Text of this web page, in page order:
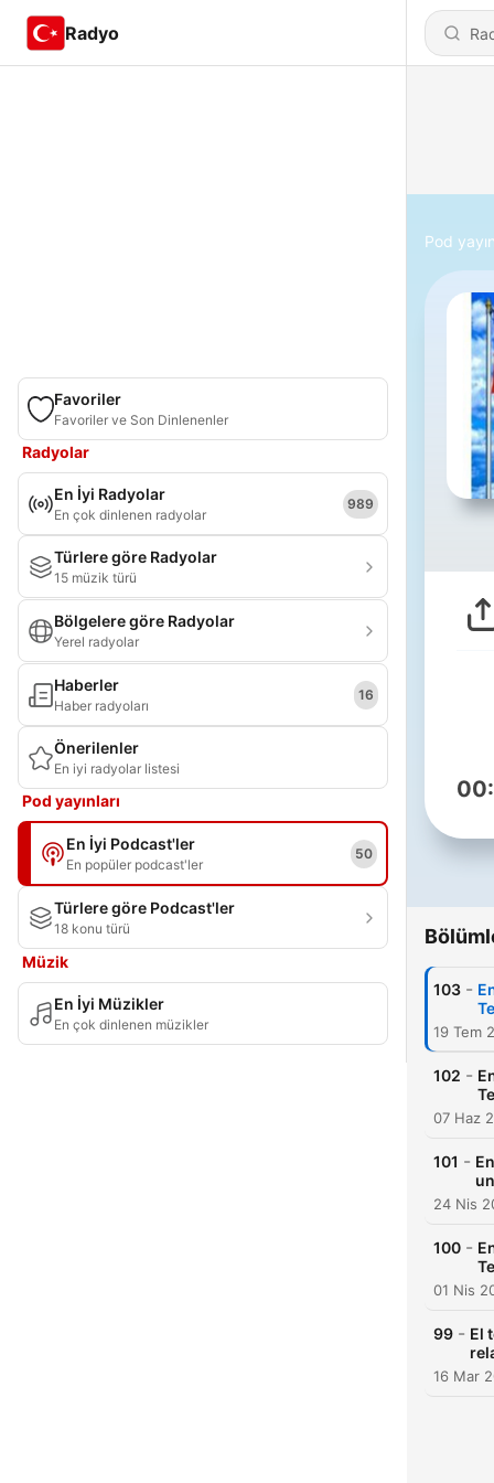
Radyo
Favoriler
Favoriler ve Son Dinlenenler
Radyolar
En İyi Radyolar
En çok dinlenen radyolar
989
Türlere göre Radyolar
15 müzik türü
Bölgelere göre Radyolar
Yerel radyolar
Haberler
Haber radyoları
16
Önerilenler
En iyi radyolar listesi
Pod yayınları
En İyi Podcast'ler
En popüler podcast'ler
50
Türlere göre Podcast'ler
18 konu türü
Müzik
En İyi Müzikler
En çok dinlenen müzikler
Pod
103 -
19 Tem
102 -
07 Haz
101 -
24 Nis
100 -
01 Nis
99 - El
16 Mar